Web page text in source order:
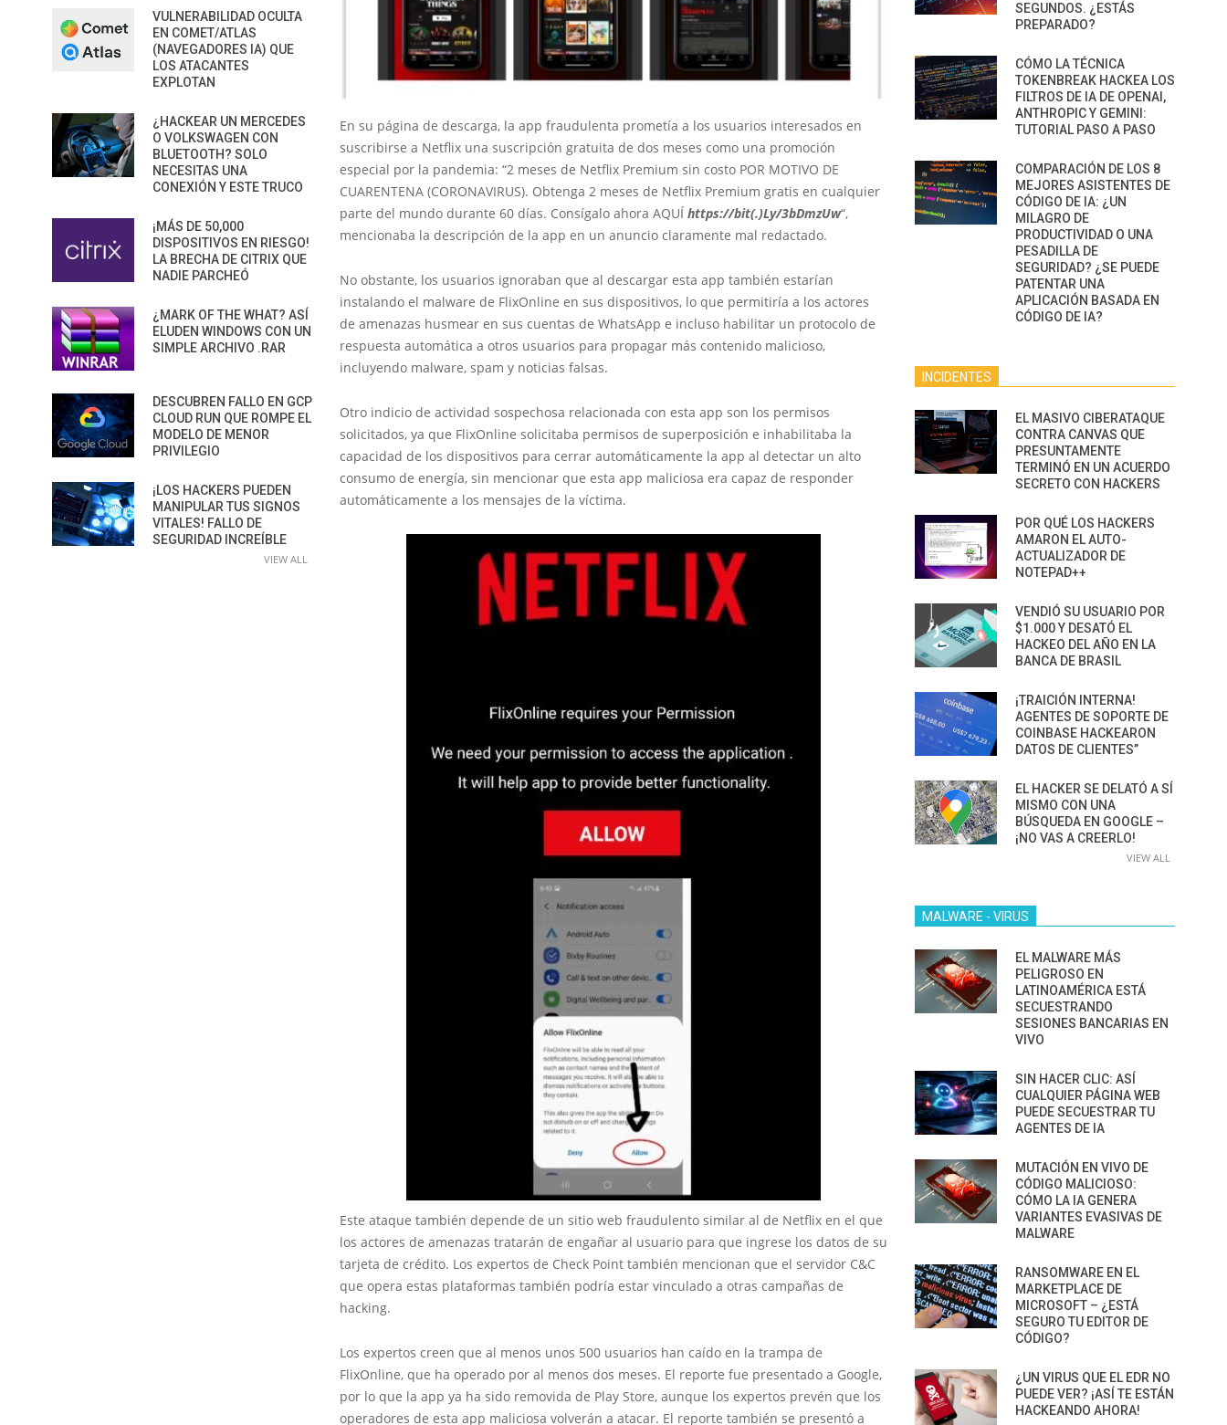
En su página de descarga, la app fraudulenta prometía a los usuarios interesados en
suscribirse a Netflix una suscripción gratuita de dos meses como una promoción
especial por la pandemia: “2 meses de Netflix Premium sin costo POR MOTIVO DE
CUARENTENA (CORONAVIRUS). Obtenga 2 meses de Netflix Premium gratis en cualquier
parte del mundo durante 60 días. Consígalo ahora AQUÍ https://bit(.)Ly/3bDmzUw“,
mencionaba la descripción de la app en un anuncio claramente mal redactado.
No obstante, los usuarios ignoraban que al descargar esta app también estarían
instalando el malware de FlixOnline en sus dispositivos, lo que permitiría a los actores
de amenazas husmear en sus cuentas de WhatsApp e incluso habilitar un protocolo de
respuesta automática a otros usuarios para propagar más contenido malicioso,
incluyendo malware, spam y noticias falsas.
Otro indicio de actividad sospechosa relacionada con esta app son los permisos
solicitados, ya que FlixOnline solicitaba permisos de superposición e inhabilitaba la
capacidad de los dispositivos para cerrar automáticamente la app al detectar un alto
consumo de energía, sin mencionar que esta app maliciosa era capaz de responder
automáticamente a los mensajes de la víctima.
Este ataque también depende de un sitio web fraudulento similar al de Netflix en el que
los actores de amenazas tratarán de engañar al usuario para que ingrese los datos de su
tarjeta de crédito. Los expertos de Check Point también mencionan que el servidor C&C
que opera estas plataformas también podría estar vinculado a otras campañas de
hacking.
Los expertos creen que al menos unos 500 usuarios han caído en la trampa de
FlixOnline, que ha operado por al menos dos meses. El reporte fue presentado a Google,
por lo que la app ya ha sido removida de Play Store, aunque los expertos prevén que los
operadores de esta app maliciosa volverán a atacar. El reporte también se presentó a
VULNERABILIDAD OCULTA
EN COMET/ATLAS
(NAVEGADORES IA) QUE
LOS ATACANTES
EXPLOTAN
¿HACKEAR UN MERCEDES
O VOLKSWAGEN CON
BLUETOOTH? SOLO
NECESITAS UNA
CONEXIÓN Y ESTE TRUCO
¡MÁS DE 50,000
DISPOSITIVOS EN RIESGO!
LA BRECHA DE CITRIX QUE
NADIE PARCHEÓ
¿MARK OF THE WHAT? ASÍ
ELUDEN WINDOWS CON UN
SIMPLE ARCHIVO .RAR
DESCUBREN FALLO EN GCP
CLOUD RUN QUE ROMPE EL
MODELO DE MENOR
PRIVILEGIO
¡LOS HACKERS PUEDEN
MANIPULAR TUS SIGNOS
VITALES! FALLO DE
SEGURIDAD INCREÍBLE
VIEW ALL
SEGUNDOS. ¿ESTÁS
PREPARADO?
CÓMO LA TÉCNICA
TOKENBREAK HACKEA LOS
FILTROS DE IA DE OPENAI,
ANTHROPIC Y GEMINI:
TUTORIAL PASO A PASO
COMPARACIÓN DE LOS 8
MEJORES ASISTENTES DE
CÓDIGO DE IA: ¿UN
MILAGRO DE
PRODUCTIVIDAD O UNA
PESADILLA DE
SEGURIDAD? ¿SE PUEDE
PATENTAR UNA
APLICACIÓN BASADA EN
CÓDIGO DE IA?
INCIDENTES
EL MASIVO CIBERATAQUE
CONTRA CANVAS QUE
PRESUNTAMENTE
TERMINÓ EN UN ACUERDO
SECRETO CON HACKERS
POR QUÉ LOS HACKERS
AMARON EL AUTO-
ACTUALIZADOR DE
NOTEPAD++
VENDIÓ SU USUARIO POR
$1.000 Y DESATÓ EL
HACKEO DEL AÑO EN LA
BANCA DE BRASIL
¡TRAICIÓN INTERNA!
AGENTES DE SOPORTE DE
COINBASE HACKEARON
DATOS DE CLIENTES”
EL HACKER SE DELATÓ A SÍ
MISMO CON UNA
BÚSQUEDA EN GOOGLE –
¡NO VAS A CREERLO!
VIEW ALL
MALWARE - VIRUS
EL MALWARE MÁS
PELIGROSO EN
LATINOAMÉRICA ESTÁ
SECUESTRANDO
SESIONES BANCARIAS EN
VIVO
SIN HACER CLIC: ASÍ
CUALQUIER PÁGINA WEB
PUEDE SECUESTRAR TU
AGENTES DE IA
MUTACIÓN EN VIVO DE
CÓDIGO MALICIOSO:
CÓMO LA IA GENERA
VARIANTES EVASIVAS DE
MALWARE
RANSOMWARE EN EL
MARKETPLACE DE
MICROSOFT – ¿ESTÁ
SEGURO TU EDITOR DE
CÓDIGO?
¿UN VIRUS QUE EL EDR NO
PUEDE VER? ¡ASÍ TE ESTÁN
HACKEANDO AHORA!